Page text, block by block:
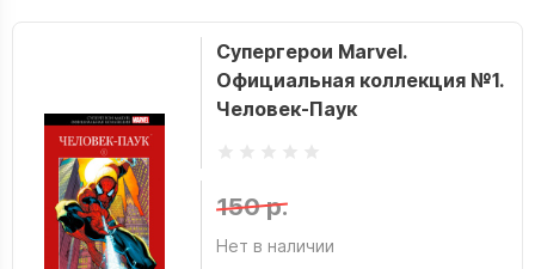
Супергерои Marvel.
Официальная коллекция №1.
Человек-Паук
150 р.
Нет в наличии